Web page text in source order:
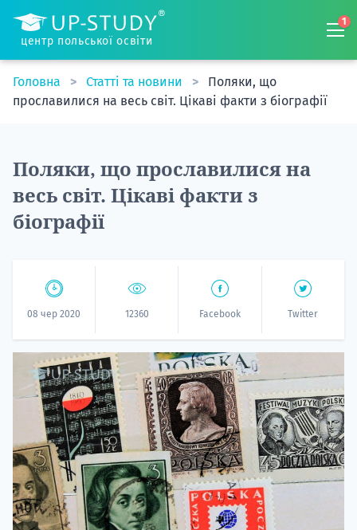
центр польської освіти
1
Головна Статті та новини
Поляки, що
прославилися на весь світ. Цікаві факти з біографії
Поляки, що прославилися на
весь світ. Цікаві факти з
біографії
08 чер 2020 12360 Facebook Twitter